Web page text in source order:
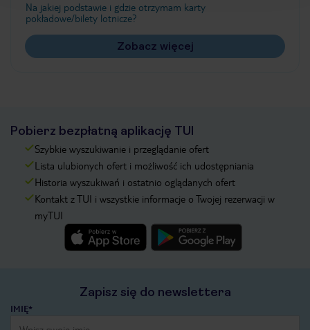
Na jakiej podstawie i gdzie otrzymam karty
pokładowe/bilety lotnicze?
Zobacz więcej
Pobierz bezpłatną aplikację TUI
Szybkie wyszukiwanie i przeglądanie ofert
Lista ulubionych ofert i możliwość ich udostępniania
Historia wyszukiwań i ostatnio oglądanych ofert
Kontakt z TUI i wszystkie informacje o Twojej rezerwacji w
myTUI
Zapisz się do newslettera
IMIĘ*